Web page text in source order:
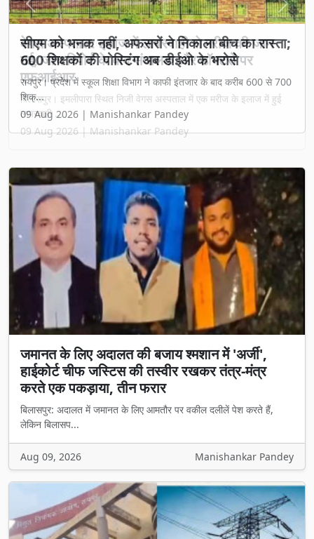
वेगस अस्पताल: इलाज में लापरवाही से मरीज की जान
गई, जांच रिपोर्ट के बाद संचालक और डॉक्टरों पर
एफआईआर
बिलासपुर। इमलीपारा स्थित निजी वेगस अस्पताल में एक मरीज के इलाज में हुई
लापरवाही ...
09 Aug 2026 | Manishankar Pandey
Previous Next
जमानत के लिए अदालत की बजाय श्मशान में 'अर्जी',
हाईकोर्ट चीफ जस्टिस की तस्वीर रखकर तंत्र-मंत्र
करते एक पकड़ाया, तीन फरार
बिलासपुर: अदालत में जमानत के लिए आमतौर पर वकील दलीलें पेश करते हैं,
लेकिन बिलासप...
Aug 09, 2026 Manishankar Pandey